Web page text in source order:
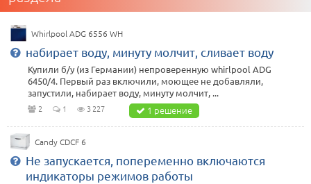
Whirlpool ADG 6556 WH
набирает воду, минуту молчит, сливает воду
Купили б/у (из Германии) непроверенную whirlpool ADG
6450/4. Первый раз включили, моющее не добавляли,
запустили, набирает воду, минуту молчит, ...
2 1 3 227 1 решение
Candy CDCF 6
Не запускается, попеременно включаются
индикаторы режимов работы